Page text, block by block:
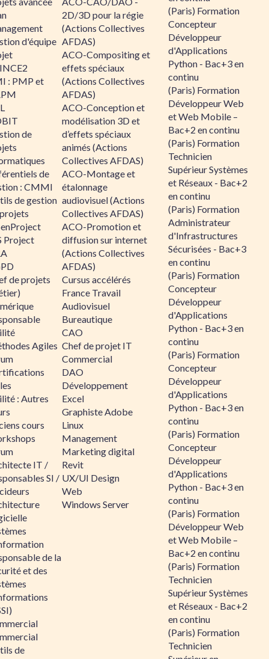
d'équipe
: PMP et
de
de
: CMMI
de gestion
Project
de projets
Agiles
: Autres
cours
IT /
SI /
de la
et des
de
2D/3D pour la régie
(Actions Collectives
AFDAS)
ACO-Compositing et
effets spéciaux
(Actions Collectives
AFDAS)
ACO-Conception et
modélisation 3D et
d’effets spéciaux
animés (Actions
Collectives AFDAS)
ACO-Montage et
étalonnage
audiovisuel (Actions
Collectives AFDAS)
ACO-Promotion et
diffusion sur internet
(Actions Collectives
AFDAS)
Cursus accélérés
France Travail
Audiovisuel
Bureautique
CAO
Chef de projet IT
Commercial
DAO
Développement
Excel
Graphiste Adobe
Linux
Management
Marketing digital
Revit
UX/UI Design
Web
Windows Server
(Paris) Formation
Concepteur
Développeur
d'Applications
Python - Bac+3 en
continu
(Paris) Formation
Développeur Web
et Web Mobile –
Bac+2 en continu
(Paris) Formation
Technicien
Supérieur Systèmes
et Réseaux - Bac+2
en continu
(Paris) Formation
Administrateur
d'Infrastructures
Sécurisées - Bac+3
en continu
(Paris) Formation
Concepteur
Développeur
d'Applications
Python - Bac+3 en
continu
(Paris) Formation
Concepteur
Développeur
d'Applications
Python - Bac+3 en
continu
(Paris) Formation
Concepteur
Développeur
d'Applications
Python - Bac+3 en
continu
(Paris) Formation
Développeur Web
et Web Mobile –
Bac+2 en continu
(Paris) Formation
Technicien
Supérieur Systèmes
et Réseaux - Bac+2
en continu
(Paris) Formation
Technicien